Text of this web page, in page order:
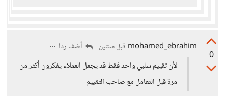
0
mohamed_ebrahim قبل سنتين
أضف ردا
لأن تقييم سلبي واحد فقط قد يجعل العملاء يفكرون أكثر من
مرة قبل التعامل مع صاحب التقييم